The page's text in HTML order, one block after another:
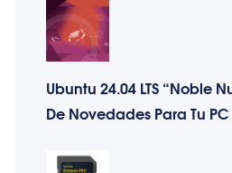
Ubuntu 24.04 LTS “Noble
De Novedades Para Tu PC